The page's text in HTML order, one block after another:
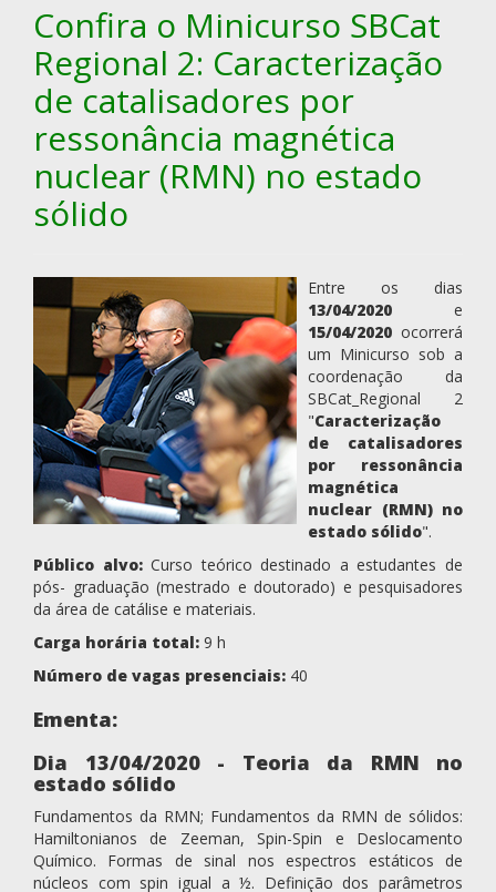
Confira o Minicurso SBCat
Regional 2: Caracterização
de catalisadores por
ressonância magnética
nuclear (RMN) no estado
sólido
Entre os dias
13/04/2020 e
15/04/2020 ocorrerá
um Minicurso sob a
coordenação da
SBCat_Regional 2
"Caracterização
de catalisadores
por ressonância
magnética
nuclear (RMN) no
estado sólido".
Público alvo:Curso teórico destinado a estudantes de
pós- graduação (mestrado e doutorado) e pesquisadores
da área de catálise e materiais.
Carga horária total: 9 h
Número de vagas presenciais: 40
Ementa:
Dia 13/04/2020 - Teoria da RMN no
estado sólido
Fundamentos da RMN; Fundamentos da RMN de sólidos:
Hamiltonianos de Zeeman, Spin-Spin e Deslocamento
Químico. Formas de sinal nos espectros estáticos de
núcleos com spin igual a ½. Definição dos parâmetros